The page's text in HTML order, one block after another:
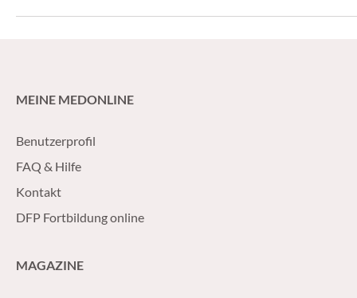
MEINE MEDONLINE
Benutzerprofil
FAQ & Hilfe
Kontakt
DFP Fortbildung online
MAGAZINE